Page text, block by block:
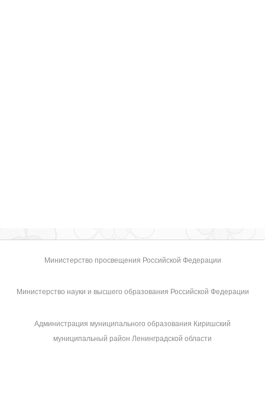
Министерство просвещения Российской Федерации
Министерство науки и высшего образования Российской Федерации
Администрация муниципального образования Киришский
муниципальный район Ленинградской области